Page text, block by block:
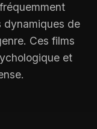
dynamiques de
Ces films
et